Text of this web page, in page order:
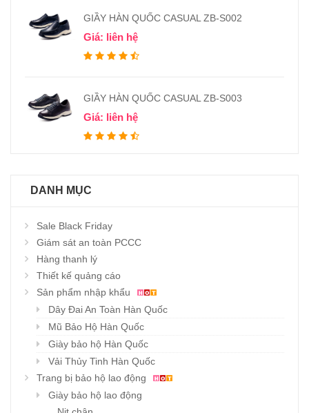
GIẦY HÀN QUỐC CASUAL ZB-S002
Giá: liên hệ
GIẦY HÀN QUỐC CASUAL ZB-S003
Giá: liên hệ
DANH MỤC
Sale Black Friday
Giám sát an toàn PCCC
Hàng thanh lý
Thiết kế quảng cáo
Sản phẩm nhập khẩu
Dây Đai An Toàn Hàn Quốc
Mũ Bảo Hộ Hàn Quốc
Giày bảo hộ Hàn Quốc
Vải Thủy Tinh Hàn Quốc
Trang bị bảo hộ lao động
Giày bảo hộ lao động